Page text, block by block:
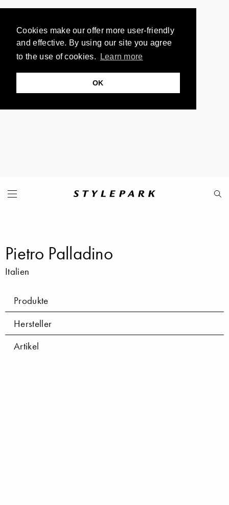
Cookies make our offer more user-friendly
and effective. By using our site you agree
to the use of cookies.
Learn more
OK
Pietro Palladino
Italien
Produkte
Hersteller
Artikel